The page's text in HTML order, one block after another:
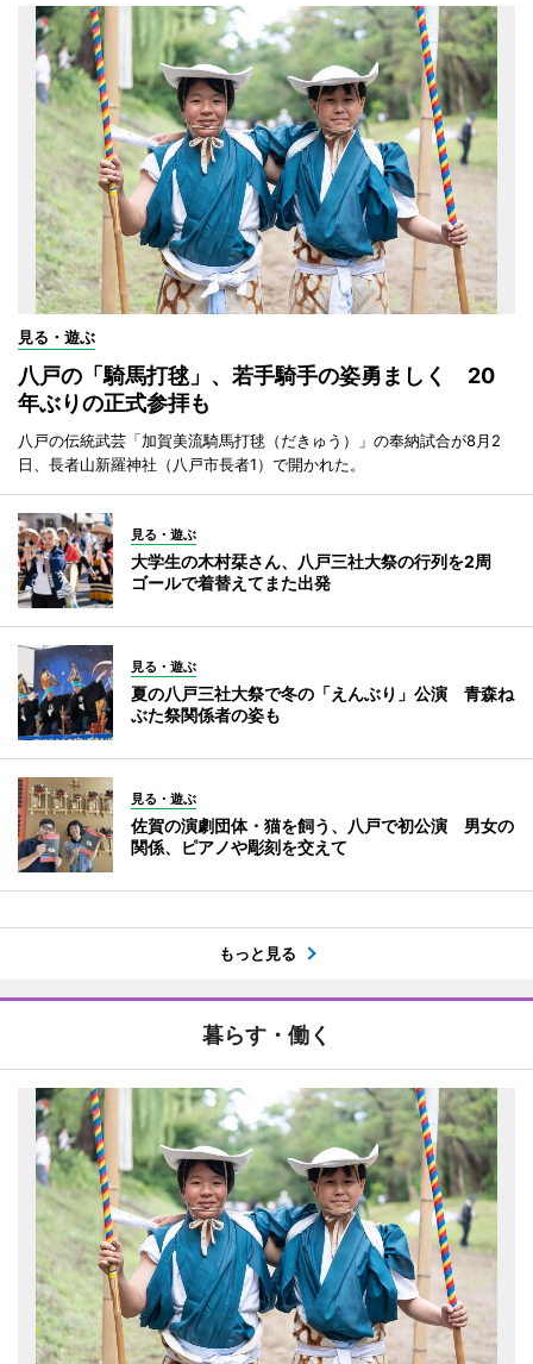
見る・遊ぶ
八戸の「騎馬打毬」、若手騎手の姿勇ましく 20
年ぶりの正式参拝も
八戸の伝統武芸「加賀美流騎馬打毬（だきゅう）」の奉納試合が8月2
日、長者山新羅神社（八戸市長者1）で開かれた。
見る・遊ぶ
大学生の木村栞さん、八戸三社大祭の行列を2周
ゴールで着替えてまた出発
見る・遊ぶ
夏の八戸三社大祭で冬の「えんぶり」公演 青森ね
ぶた祭関係者の姿も
見る・遊ぶ
佐賀の演劇団体・猫を飼う、八戸で初公演 男女の
関係、ピアノや彫刻を交えて
もっと見る
暮らす・働く